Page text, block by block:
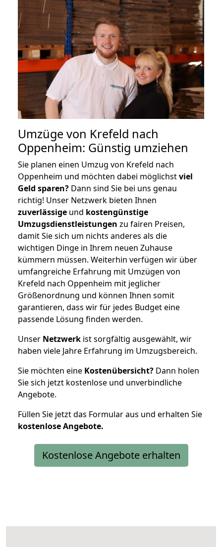
Umzüge von Krefeld nach
Oppenheim: Günstig umziehen
Sie planen einen Umzug von Krefeld nach
Oppenheim und möchten dabei möglichstviel
Geld sparen? Dann sind Sie bei uns genau
richtig! Unser Netzwerk bieten Ihnen
zuverlässige und kostengünstige
Umzugsdienstleistungen zu fairen Preisen,
damit Sie sich um nichts anderes als die
wichtigen Dinge in Ihrem neuen Zuhause
kümmern müssen. Weiterhin verfügen wir über
umfangreiche Erfahrung mit Umzügen von
Krefeld nach Oppenheim mit jeglicher
Größenordnung und können Ihnen somit
garantieren, dass wir für jedes Budget eine
passende Lösung finden werden.
Unser Netzwerk ist sorgfältig ausgewählt, wir
haben viele Jahre Erfahrung im Umzugsbereich.
Sie möchten eine Kostenübersicht? Dann holen
Sie sich jetzt kostenlose und unverbindliche
Angebote.
Füllen Sie jetzt das Formular aus und erhalten Sie
kostenloseAngebote.
Kostenlose Angebote erhalten